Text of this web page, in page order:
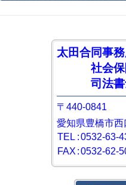
太田合同事
社会保
司法書
〒440-0841
愛知県豊橋市
TEL :0532-63-
FAX :0532-62-